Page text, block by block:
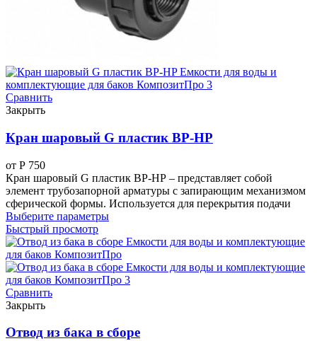
Сравнить
Закрыть
Кран шаровый G пластик BP-HP
от Р 750
Кран шаровый G пластик ВР-НР – представляет собой
элемент трубозапорной арматуры с запирающим механизмом
сферической формы. Используется для перекрытия подачи
Выберите параметры
Быстрый просмотр
Сравнить
Закрыть
Отвод из бака в сборе